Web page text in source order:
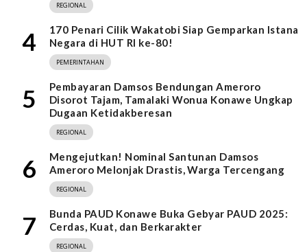
REGIONAL
4
170 Penari Cilik Wakatobi Siap Gemparkan Istana
Negara di HUT RI ke-80!
PEMERINTAHAN
5
Pembayaran Damsos Bendungan Ameroro
Disorot Tajam, Tamalaki Wonua Konawe Ungkap
Dugaan Ketidakberesan
REGIONAL
6
Mengejutkan! Nominal Santunan Damsos
Ameroro Melonjak Drastis, Warga Tercengang
REGIONAL
7
Bunda PAUD Konawe Buka Gebyar PAUD 2025:
Cerdas, Kuat, dan Berkarakter
REGIONAL